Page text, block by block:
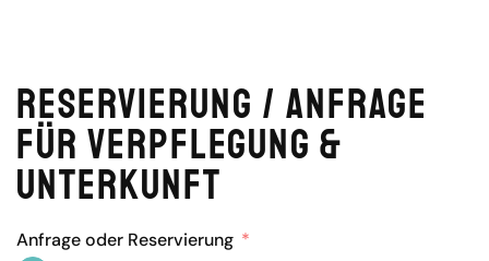
Reservierung / Anfrage
für Verpflegung &
Unterkunft
Anfrage oder Reservierung